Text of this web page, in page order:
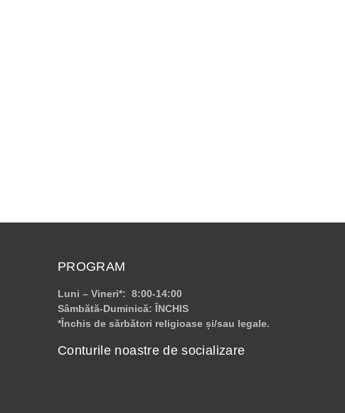
PROGRAM
Luni – Vineri*: 8:00-14:00
Sâmbătă-Duminică: ÎNCHIS
*Închis de sărbători religioase și/sau legale.
Conturile noastre de socializare